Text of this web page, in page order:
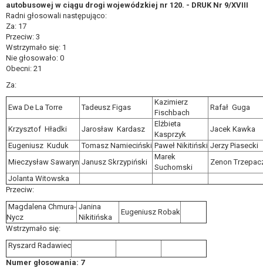
autobusowej w ciągu drogi wojewódzkiej nr 120. - DRUK Nr 9/XVIII
Radni głosowali następująco:
Za: 17
Przeciw: 3
Wstrzymało się: 1
Nie głosowało: 0
Obecni: 21
Za:
Ewa De La Torre Tadeusz Figas
Kazimierz
Fischbach
Rafał Guga
Krzysztof Hładki Jarosław Kardasz
Elżbieta
Kasprzyk
Jacek Kawka
Eugeniusz Kuduk
Tomasz Namieciński Paweł Nikitiński Jerzy Piasecki
Mieczysław Sawaryn Janusz Skrzypiński
Marek
Suchomski
Zenon
Jolanta Witowska
Przeciw:
Magdalena Chmura-
Nycz
Janina
Nikitińska
Eugeniusz Robak
Wstrzymało się:
Ryszard Radawiec
Numer głosowania: 7